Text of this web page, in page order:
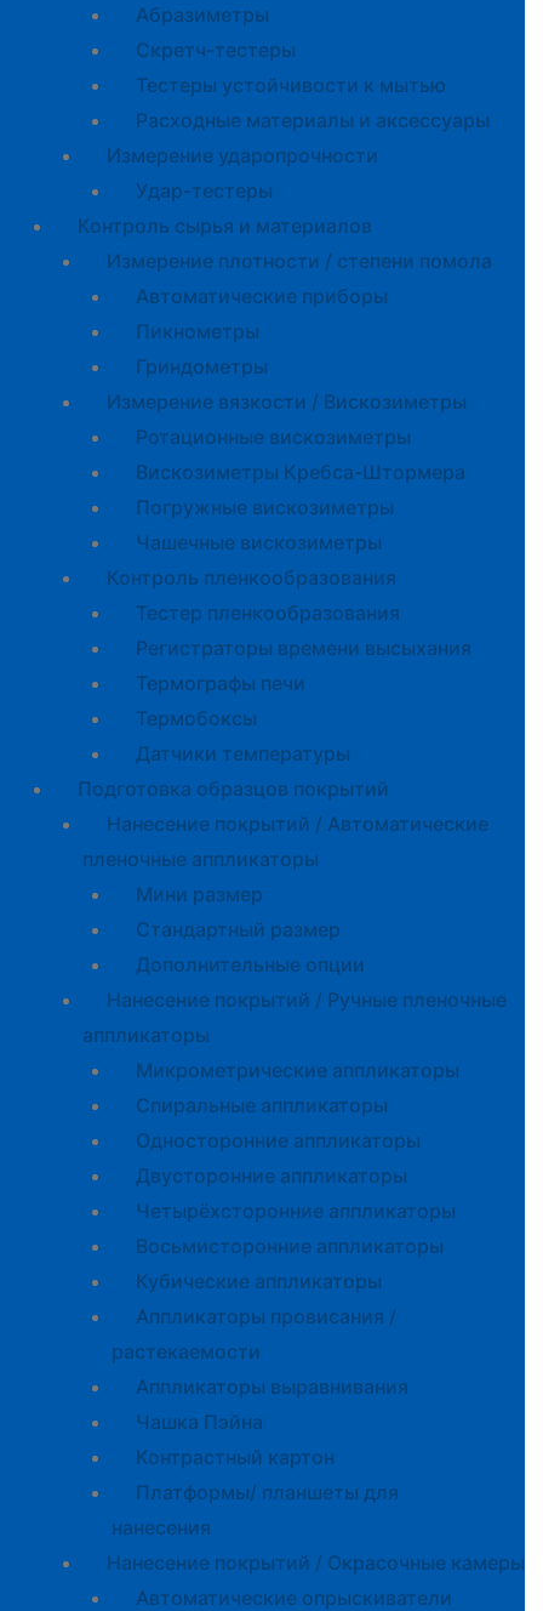
Абразиметры
Скретч-тестеры
Тестеры устойчивости к мытью
Расходные материалы и аксессуары
Измерение ударопрочности
Удар-тестеры
Контроль сырья и материалов
Измерение плотности / степени помола
Автоматические приборы
Пикнометры
Гриндометры
Измерение вязкости / Вискозиметры
Ротационные вискозиметры
Вискозиметры Кребса-Штормера
Погружные вискозиметры
Чашечные вискозиметры
Контроль пленкообразования
Тестер пленкообразования
Регистраторы времени высыхания
Термографы печи
Термобоксы
Датчики температуры
Подготовка образцов покрытий
Нанесение покрытий / Автоматические
пленочные аппликаторы
Мини размер
Стандартный размер
Дополнительные опции
Нанесение покрытий / Ручные пленочные
аппликаторы
Микрометрические аппликаторы
Спиральные аппликаторы
Односторонние аппликаторы
Двусторонние аппликаторы
Четырёхсторонние аппликаторы
Восьмисторонние аппликаторы
Кубические аппликаторы
Аппликаторы провисания /
растекаемости
Аппликаторы выравнивания
Чашка Пэйна
Контрастный картон
Платформы/ планшеты для
нанесения
Нанесение покрытий / Окрасочные камеры
Автоматические опрыскиватели